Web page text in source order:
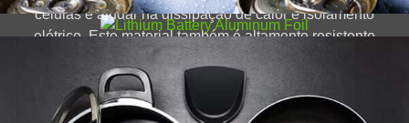
células e ajudar na dissipação de calor e isolamento
elétrico. Este material também é altamente resistente
à corrosão e oxidação, o que a torna a escolha ideal
para baterias de alto desempenho.